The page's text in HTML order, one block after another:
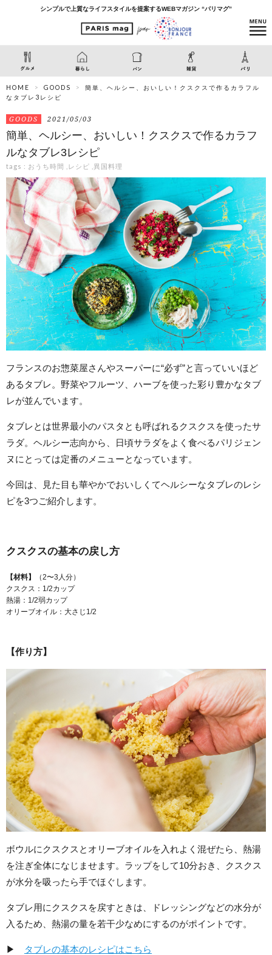
シンプルで上質なライフスタイルを提案するWEBマガジン “パリマグ”
HOME GOODS
簡単、ヘルシー、おいしい！クスクスで作るカラフル
なタブレ3レシピ
GOODS 2021/05/03
簡単、ヘルシー、おいしい！クスクスで作るカラフ
ルなタブレ3レシピ
tags : おうち時間 レシピ 異国料理
フランスのお惣菜屋さんやスーパーに“必ず”と言っていいほど
あるタブレ。野菜やフルーツ、ハーブを使った彩り豊かなタブ
レが並んでいます。
タブレとは世界最小のパスタとも呼ばれるクスクスを使ったサ
ラダ。ヘルシー志向から、日頃サラダをよく食べるパリジェン
ヌにとっては定番のメニューとなっています。
今回は、見た目も華やかでおいしくてヘルシーなタブレのレシ
ピを3つご紹介します。
クスクスの基本の戻し方
【材料】
（2〜3人分）
クスクス：1/2カップ
熱湯：1/2弱カップ
オリーブオイル：大さじ1/2
【作り方】
ボウルにクスクスとオリーブオイルを入れよく混ぜたら、熱湯
を注ぎ全体になじませます。ラップをして10分おき、クスクス
が水分を吸ったら手でほぐします。
タブレ用にクスクスを戻すときは、ドレッシングなどの水分が
入るため、熱湯の量を若干少なめにするのがポイントです。
▶ タブレの基本のレシピはこちら